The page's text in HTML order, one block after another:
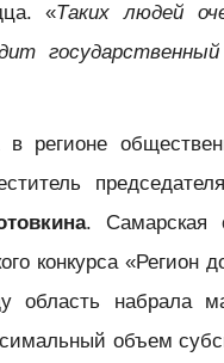
«Таких людей
в регионе
. Самарская
конкурса
область набрала
объем